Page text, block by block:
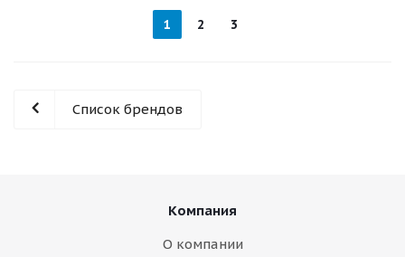
1 2 3
Список брендов
Компания
О компании